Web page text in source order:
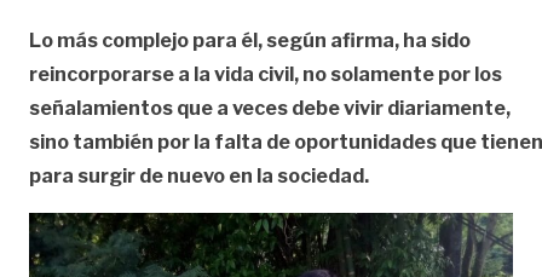
Lo más complejo para él, según afirma, ha sido
reincorporarse a la vida civil, no solamente por los
señalamientos que a veces debe vivir diariamente,
sino también por la falta de oportunidades que tienen
para surgir de nuevo en la sociedad.